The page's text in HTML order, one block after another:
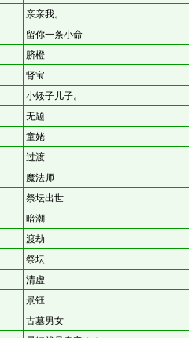
亲亲我。
留你一条小命
脐橙
肾宝
小矮子儿子。
无题
童姥
过渡
魔法师
祭坛出世
暗潮
渡劫
祭坛
清虚
景钰
古墓男女